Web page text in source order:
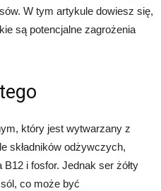
W tym artykule dowiesz się,
są potencjalne zagrożenia
który jest wytwarzany z
składników odżywczych,
i fosfor. Jednak ser żółty
co może być